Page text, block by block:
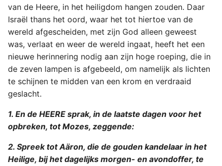
Éfeze
Filippenzen
Kolossenzen
1 Thessalonicenzen
1 Timótheüs
2 Timótheüs
van de Heere, in het heiligdom hangen zouden. Daar
Israël thans het oord, waar het tot hiertoe van de
wereld afgescheiden, met zijn God alleen geweest
was, verlaat en weer de wereld ingaat, heeft het een
nieuwe herinnering nodig aan zijn hoge roeping, die in
de zeven lampen is afgebeeld, om namelijk als lichten
te schijnen te midden van een krom en verdraaid
geslacht.
1. En de HEERE sprak, in de laatste dagen voor het
opbreken, tot Mozes, zeggende:
2. Spreek tot Aäron, die de gouden kandelaar in het
Heilige, bij het dagelijks morgen- en avondoffer, te